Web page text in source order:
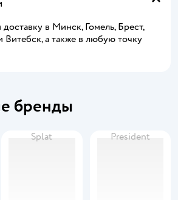
в Минск, Гомель, Брест,
Витебск, а также в любую точку
бренды
Splat President